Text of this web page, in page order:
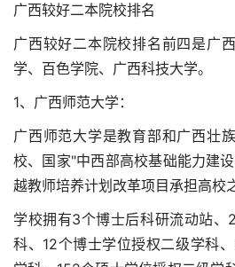
广西较好二本院校排名
广西较好二本院校排名前四是广
学、百色学院、广西科技大学。
1、广西师范大学：
广西师范大学是教育部和广西壮
校、国家"中西部高校基础能力建
越教师培养计划改革项目承担高校
学校拥有3个博士后科研流动站
科、12个博士学位授权二级学科